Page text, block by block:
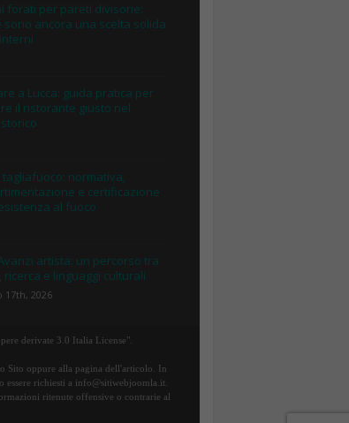
forati per pareti divisorie:
sono ancora una scelta solida
a Lucca: guida pratica per
il ristorante giusto nel
tagliafuoco: normativa,
e certificazione
al fuoco
artista: un percorso tra
ricerca e linguaggi culturali
17th, 2026
derivate 3.0 Italia License".
Sito oppure alla pagina dell'articolo. In
richiesti a info@sitiwebjoomla.it.
ritenute offensive o contrarie al